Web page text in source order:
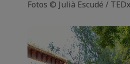
Fotos © Julià Escudé /